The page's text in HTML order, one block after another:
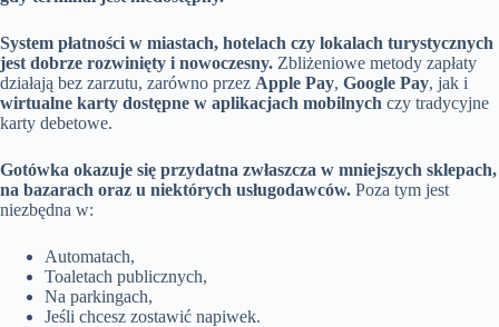
System płatności w miastach, hotelach czy lokalach turystycznych
jest dobrze rozwinięty i nowoczesny. Zbliżeniowe metody zapłaty
działają bez zarzutu, zarówno przez Apple Pay, Google Pay, jak i
wirtualne karty dostępne w aplikacjach mobilnych czy tradycyjne
karty debetowe.
Gotówka okazuje się przydatna zwłaszcza w mniejszych sklepach,
na bazarach oraz u niektórych usługodawców. Poza tym jest
niezbędna w:
Automatach,
Toaletach publicznych,
Na parkingach,
Jeśli chcesz zostawić napiwek.